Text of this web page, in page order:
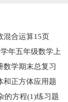
混合运算15页
年五年级数学上
卷（考试版A4
数学期末总复习
项练习
和正方体应用题
的方程(1)练习题